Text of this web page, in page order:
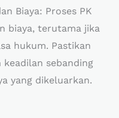
Biaya: Proses PK
biaya, terutama jika
hukum. Pastikan
sebanding
yang dikeluarkan.